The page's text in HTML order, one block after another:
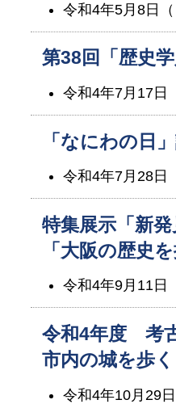
令和4年5月8日
第38回「歴史
令和4年7月17日
「なにわの日
令和4年7月28日
特集展示「新
「大阪の歴史
令和4年9月11日
令和4年度 考
市内の城を歩
令和4年10月29